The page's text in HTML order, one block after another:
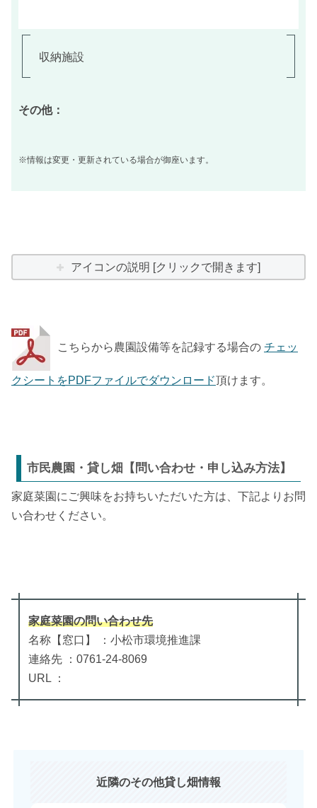
収納施設
その他：
※情報は変更・更新されている場合が御座います。
アイコンの説明 [クリックで開きます]
こちらから農園設備等を記録する場合の チェッ
クシートをPDFファイルでダウンロード頂けます。
市民農園・貸し畑【問い合わせ・申し込み方法】
家庭菜園にご興味をお持ちいただいた方は、下記よりお問
い合わせください。
家庭菜園の問い合わせ先
名称【窓口】 ：小松市環境推進課
連絡先 ：0761-24-8069
URL ：
近隣のその他貸し畑情報